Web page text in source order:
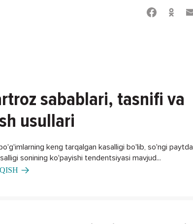
sabablari, tasnifi va
usullari
keng tarqalgan kasalligi bo'lib, so'ngi paytda
sonining ko'payishi tendentsiyasi mavjud...